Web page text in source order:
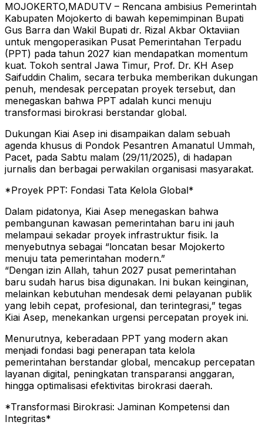
MOJOKERTO,MADUTV – Rencana ambisius Pemerintah
Kabupaten Mojokerto di bawah kepemimpinan Bupati
Gus Barra dan Wakil Bupati dr. Rizal Akbar Oktaviian
untuk mengoperasikan Pusat Pemerintahan Terpadu
(PPT) pada tahun 2027 kian mendapatkan momentum
kuat. Tokoh sentral Jawa Timur, Prof. Dr. KH Asep
Saifuddin Chalim, secara terbuka memberikan dukungan
penuh, mendesak percepatan proyek tersebut, dan
menegaskan bahwa PPT adalah kunci menuju
transformasi birokrasi berstandar global.
Dukungan Kiai Asep ini disampaikan dalam sebuah
agenda khusus di Pondok Pesantren Amanatul Ummah,
Pacet, pada Sabtu malam (29/11/2025), di hadapan
jurnalis dan berbagai perwakilan organisasi masyarakat.
*Proyek PPT: Fondasi Tata Kelola Global*
Dalam pidatonya, Kiai Asep menegaskan bahwa
pembangunan kawasan pemerintahan baru ini jauh
melampaui sekadar proyek infrastruktur fisik. Ia
menyebutnya sebagai “loncatan besar Mojokerto
menuju tata pemerintahan modern.”
“Dengan izin Allah, tahun 2027 pusat pemerintahan
baru sudah harus bisa digunakan. Ini bukan keinginan,
melainkan kebutuhan mendesak demi pelayanan publik
yang lebih cepat, profesional, dan terintegrasi,” tegas
Kiai Asep, menekankan urgensi percepatan proyek ini.
Menurutnya, keberadaan PPT yang modern akan
menjadi fondasi bagi penerapan tata kelola
pemerintahan berstandar global, mencakup percepatan
layanan digital, peningkatan transparansi anggaran,
hingga optimalisasi efektivitas birokrasi daerah.
*Transformasi Birokrasi: Jaminan Kompetensi dan
Integritas*